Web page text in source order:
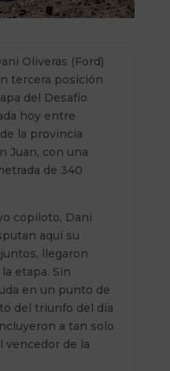
Oliveras (Ford)
tercera posición
del Desafío
hoy entre
la provincia
Juan, con una
de 340
copiloto, Dani
aquí su
llegaron
etapa. Sin
en un punto de
del triunfo del día
a tan solo
vencedor de la